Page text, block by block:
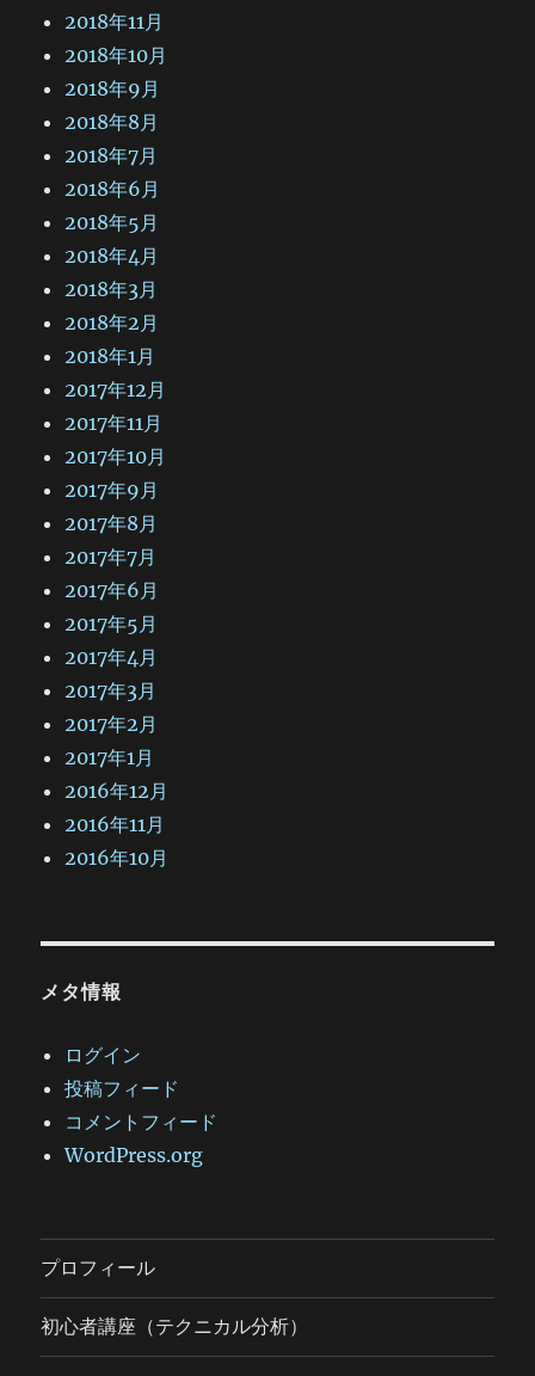
2018年11月
2018年10月
2018年9月
2018年8月
2018年7月
2018年6月
2018年5月
2018年4月
2018年3月
2018年2月
2018年1月
2017年12月
2017年11月
2017年10月
2017年9月
2017年8月
2017年7月
2017年6月
2017年5月
2017年4月
2017年3月
2017年2月
2017年1月
2016年12月
2016年11月
2016年10月
メタ情報
ログイン
投稿フィード
コメントフィード
WordPress.org
プロフィール
初心者講座（テクニカル分析）